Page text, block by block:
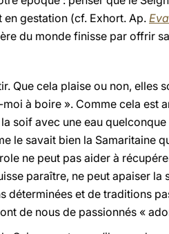
gestation (cf. Exhort. Ap.
du monde finisse par offrir
Que cela plaise ou non, elles
à boire ». Comme cela est
soif avec une eau
le savait bien la Samaritaine
ne peut pas aider à
paraître, ne peut apaiser
et de traditions
de nous de passionnés «